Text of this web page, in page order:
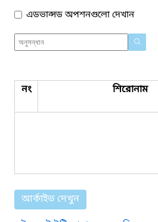
এডভান্সড অপশনগুলো দেখান
নং শিরোনাম
আর্কাইভ দেখুন